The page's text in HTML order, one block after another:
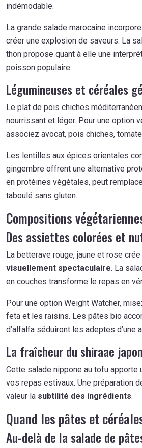
indémodable.
La grande salade marocaine
créer une explosion de saveurs. La
thon propose quant à elle une
poisson populaire.
Légumineuses et céréales
Le plat de pois chiches
nourrissant et léger. Pour une option
associez avocat, pois chiches,
Les lentilles aux épices orientales
gingembre offrent une alternative
en protéines végétales, peut
taboulé sans gluten.
Compositions
Des assiettes colorées et
La betterave rouge, jaune et rose crée
visuellement spectaculaire. La
en couches transforme le repas en
Pour une option Weight Watcher,
feta et les raisins. Les pâtes bio
d’alfalfa séduiront les adeptes d’une
La fraîcheur du shiraae
Cette salade nippone au tofu apporte
vos repas estivaux. Une préparation
valeur la subtilité des ingrédients.
Quand les pâtes et
Au-delà de la salade de